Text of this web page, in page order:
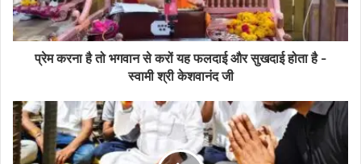
प्रेम करना है तो भगवान से करों यह फलदाई और सुखदाई होता है -
स्वामी श्री केशवानंद जी